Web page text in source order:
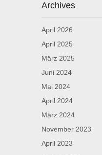
Archives
April 2026
April 2025
März 2025
Juni 2024
Mai 2024
April 2024
März 2024
November 2023
April 2023